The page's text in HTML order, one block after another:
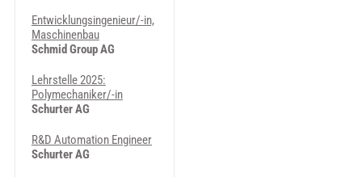
Entwicklungsingenieur/-in,
Maschinenbau
Schmid Group AG
Lehrstelle 2025:
Polymechaniker/-in
Schurter AG
R&D Automation Engineer
Schurter AG